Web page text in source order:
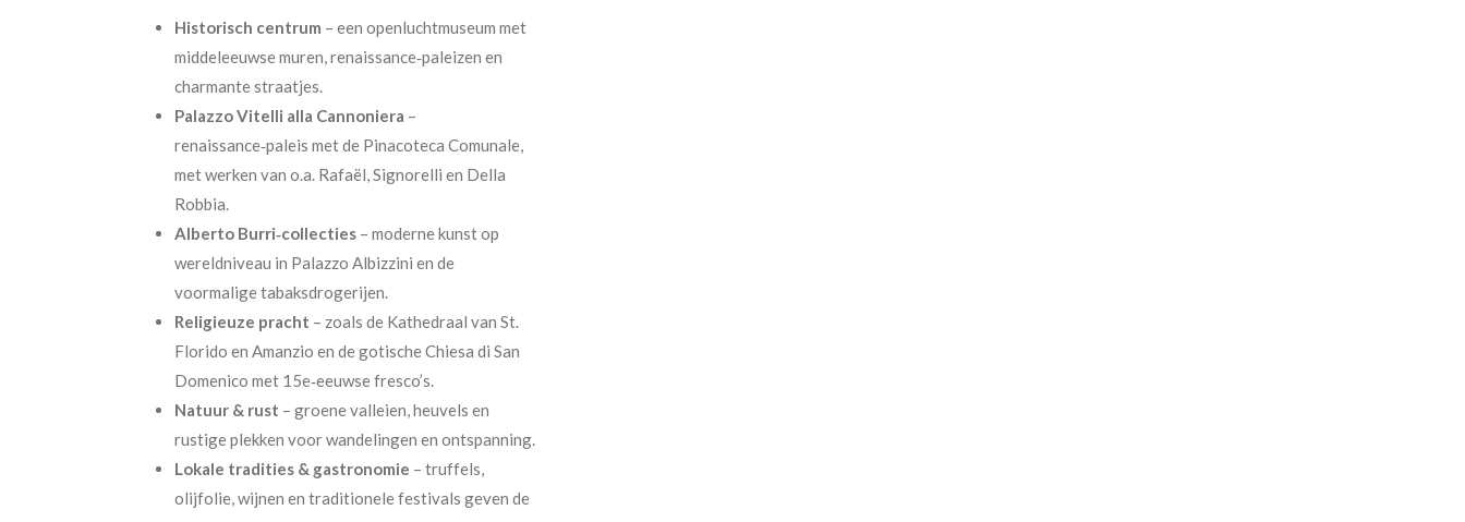
Historisch centrum – een openluchtmuseum met
middeleeuwse muren, renaissance‑paleizen en
charmante straatjes.
Palazzo Vitelli alla Cannoniera –
renaissance‑paleis met de Pinacoteca Comunale,
met werken van o.a. Rafaël, Signorelli en Della
Robbia.
Alberto Burri‑collecties– moderne kunst op
wereldniveau in Palazzo Albizzini en de
voormalige tabaksdrogerijen.
Religieuze pracht – zoals de Kathedraal van St.
Florido en Amanzio en de gotische Chiesa di San
Domenico met 15e‑eeuwse fresco’s.
Natuur & rust – groene valleien, heuvels en
rustige plekken voor wandelingen en ontspanning.
Lokale tradities & gastronomie – truffels,
olijfolie, wijnen en traditionele festivals geven de